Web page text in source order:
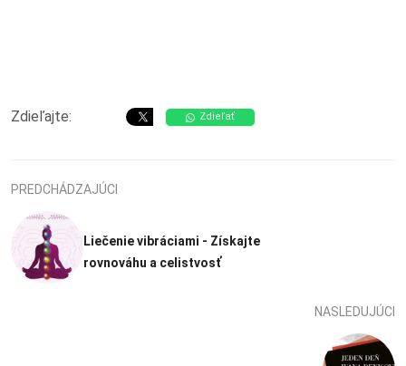
Zdieľajte: Zdieľať
PREDCHÁDZAJÚCI
Liečenie vibráciami - Získajte
rovnováhu a celistvosť
NASLEDUJÚCI